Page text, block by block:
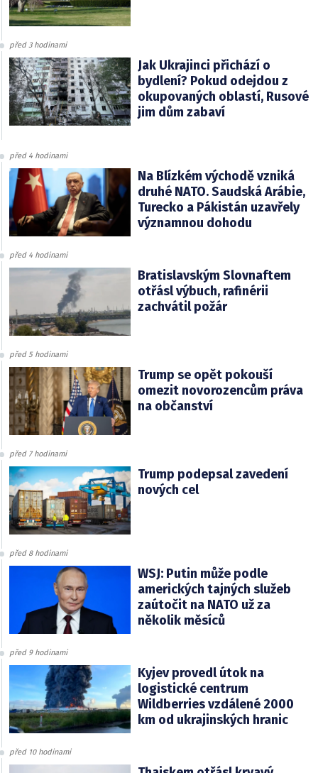
před 3 hodinami
Jak Ukrajinci přichází o
bydlení? Pokud odejdou z
okupovaných oblastí, Rusové
jim dům zabaví
před 4 hodinami
Na Blízkém východě vzniká
druhé NATO. Saudská Arábie,
Turecko a Pákistán uzavřely
významnou dohodu
před 4 hodinami
Bratislavským Slovnaftem
otřásl výbuch, rafinérii
zachvátil požár
před 5 hodinami
Trump se opět pokouší
omezit novorozencům práva
na občanství
před 7 hodinami
Trump podepsal zavedení
nových cel
před 8 hodinami
WSJ: Putin může podle
amerických tajných služeb
zaútočit na NATO už za
několik měsíců
před 9 hodinami
Kyjev provedl útok na
logistické centrum
Wildberries vzdálené 2000
km od ukrajinských hranic
před 10 hodinami